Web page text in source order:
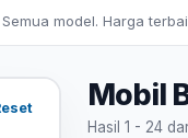
model. Harga
Mobil
Hasil 1 - 24